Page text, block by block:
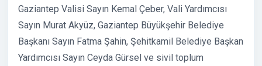
Gaziantep Valisi Sayın Kemal Çeber, Vali Yardımcısı
Sayın Murat Akyüz, Gaziantep Büyükşehir Belediye
Başkanı Sayın Fatma Şahin, Şehitkamil Belediye Başkan
Yardımcısı Sayın Ceyda Gürsel ve sivil toplum